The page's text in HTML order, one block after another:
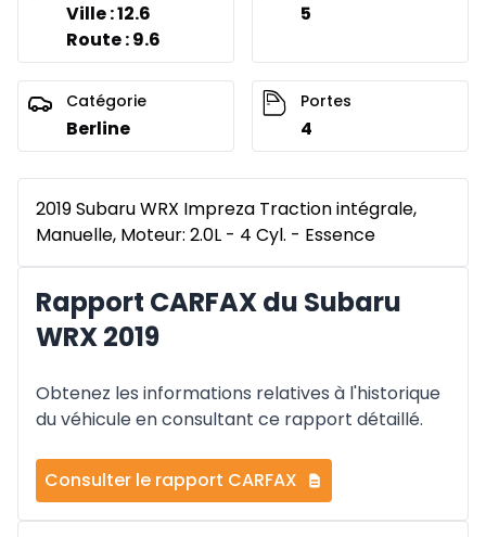
Ville : 12.6
Route : 9.6
5
Catégorie
Berline
Portes
4
2019 Subaru WRX Impreza Traction intégrale,
Manuelle, Moteur: 2.0L - 4 Cyl. - Essence
Rapport CARFAX du Subaru
WRX 2019
Obtenez les informations relatives à l'historique
du véhicule en consultant ce rapport détaillé.
Consulter le rapport CARFAX